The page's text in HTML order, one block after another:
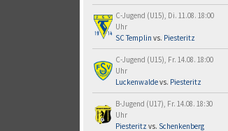
C-Jugend (U15), Di. 11.08. 18:00
Uhr
SC Templin vs. Piesteritz
C-Jugend (U15), Fr. 14.08. 18:00
Uhr
Luckenwaldevs. Piesteritz
B-Jugend (U17), Fr. 14.08. 18:30
Uhr
Piesteritz vs. Schenkenberg